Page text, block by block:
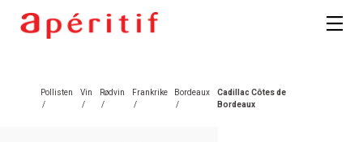
Pollisten
/
Vin
/
Rødvin
/
Frankrike
/
Bordeaux
/
Cadillac Côtes de
Bordeaux